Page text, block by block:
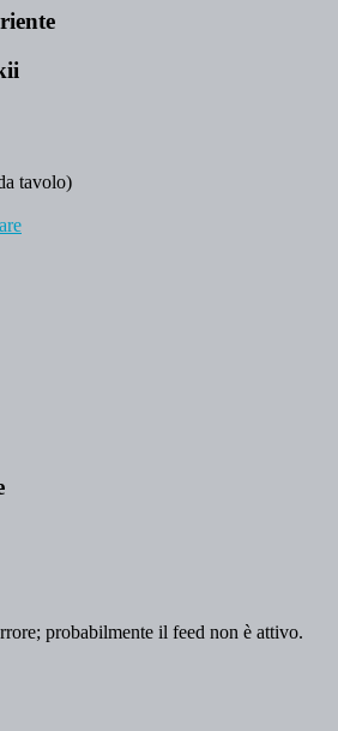
tavolo)
probabilmente il feed non è attivo.